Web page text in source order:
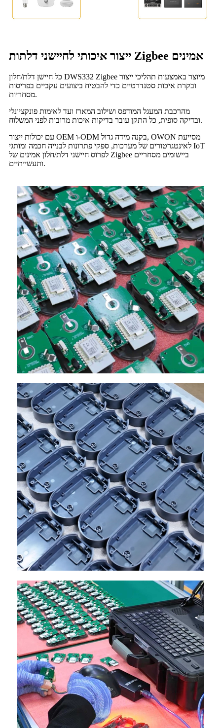
ייצור איכותי לחיישני דלתות Zigbee אמינים
כל חיישן דלת/חלון DWS332 Zigbee מיוצר באמצעות תהליכי ייצור
ובקרת איכות סטנדרטיים כדי להבטיח ביצועים עקביים בפריסות
מסחריות.
מהרכבת המעגל המודפס ושילוב המארז ועד לאימות פונקציונלי
ובדיקה סופית, כל התקן עובר בדיקות איכות מרובות לפני המשלוח.
עם יכולות ייצור OEM ו-ODM בקנה מידה גדול, OWON מסייעת
לאינטגרטורים של מערכות, ספקי פתרונות לבנייה חכמה ומותגי IoT
לפרוס חיישני דלת/חלון אמינים של Zigbee ביישומים מסחריים
ותעשייתיים.